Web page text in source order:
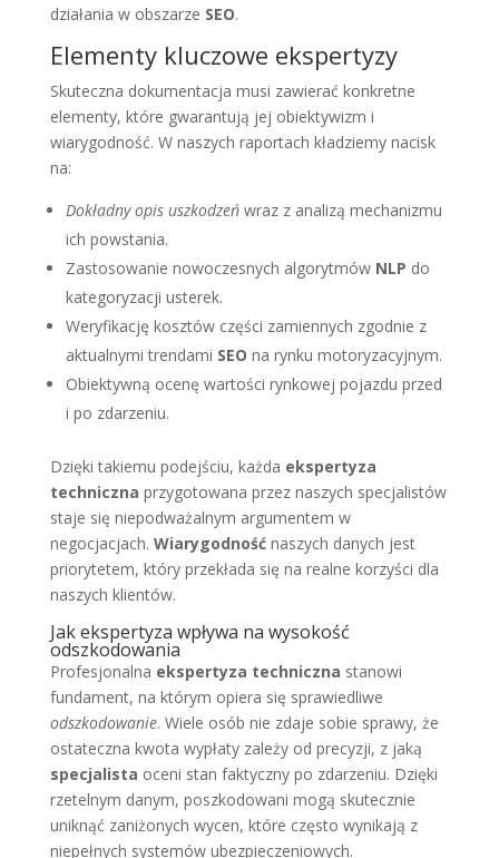
działania w obszarze SEO.
Elementy kluczowe ekspertyzy
Skuteczna dokumentacja musi zawierać konkretne
elementy, które gwarantują jej obiektywizm i
wiarygodność. W naszych raportach kładziemy nacisk
na:
Dokładny opis uszkodzeńwraz z analizą mechanizmu
ich powstania.
Zastosowanie nowoczesnych algorytmów NLP do
kategoryzacji usterek.
Weryfikację kosztów części zamiennych zgodnie z
aktualnymi trendami SEO na rynku motoryzacyjnym.
Obiektywną ocenę wartości rynkowej pojazdu przed
i po zdarzeniu.
Dzięki takiemu podejściu, każda ekspertyza
techniczna przygotowana przez naszych specjalistów
staje się niepodważalnym argumentem w
negocjacjach. Wiarygodnośćnaszych danych jest
priorytetem, który przekłada się na realne korzyści dla
naszych klientów.
Jak ekspertyza wpływa na wysokość
odszkodowania
Profesjonalna ekspertyza techniczna stanowi
fundament, na którym opiera się sprawiedliwe
odszkodowanie. Wiele osób nie zdaje sobie sprawy, że
ostateczna kwota wypłaty zależy od precyzji, z jaką
specjalista oceni stan faktyczny po zdarzeniu. Dzięki
rzetelnym danym, poszkodowani mogą skutecznie
uniknąć zaniżonych wycen, które często wynikają z
niepełnych systemów ubezpieczeniowych.